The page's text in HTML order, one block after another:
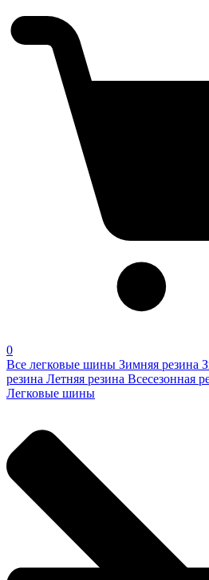
0
Все легковые шины Зимняя резина
резина Летняя резина Всесезонная
Легковые шины